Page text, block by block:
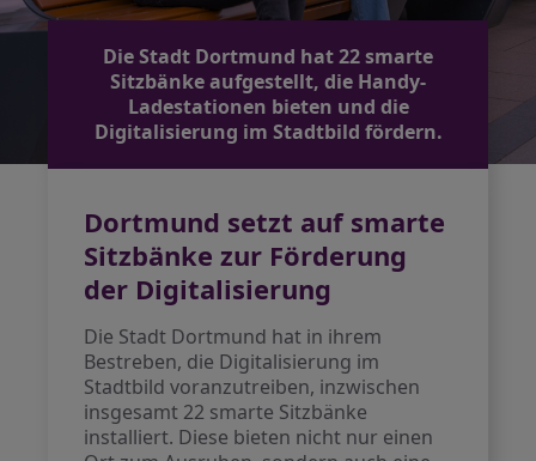
Die Stadt Dortmund hat 22 smarte
Sitzbänke aufgestellt, die Handy-
Ladestationen bieten und die
Digitalisierung im Stadtbild fördern.
Dortmund setzt auf smarte
Sitzbänke zur Förderung
der Digitalisierung
Die Stadt Dortmund hat in ihrem
Bestreben, die Digitalisierung im
Stadtbild voranzutreiben, inzwischen
insgesamt 22 smarte Sitzbänke
installiert. Diese bieten nicht nur einen